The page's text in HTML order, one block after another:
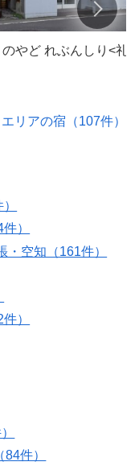
のやど れぶんしり<礼
リアの宿（107件）
）
空知（161件）
）
件）